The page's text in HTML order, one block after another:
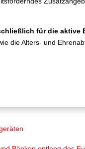
für die aktive
die Alters- und